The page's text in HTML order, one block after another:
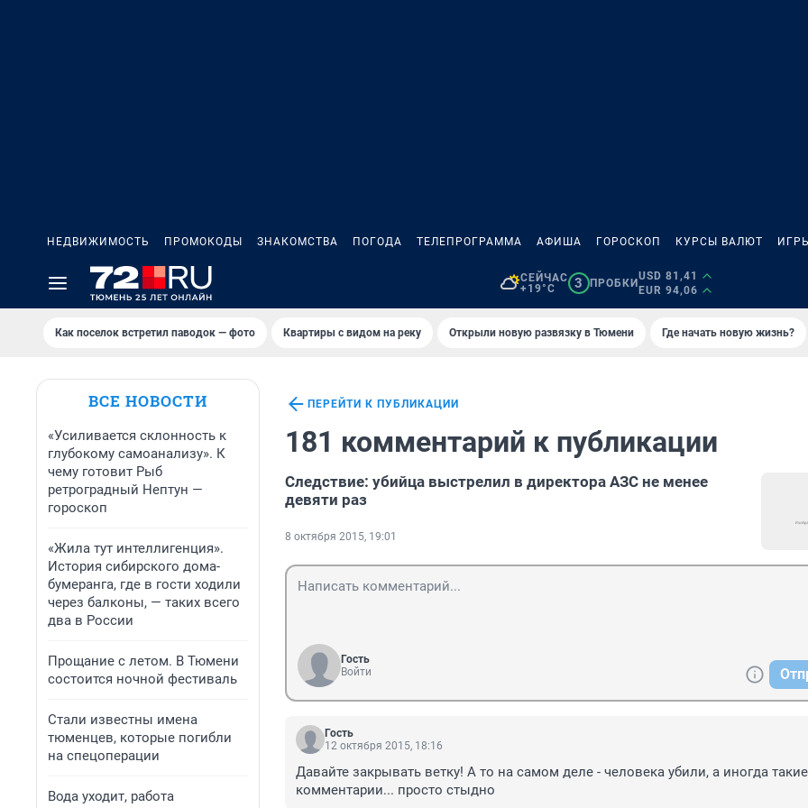
НЕДВИЖИМОСТЬ ПРОМОКОДЫ ЗНАКОМСТВА ПОГОДА ТЕЛЕПРОГРАММА АФИША ГОРОСКОП КУРСЫ ВАЛЮТ ИГРЫ
СЕЙЧАС
+19°C
3 ПРОБКИ
USD 81,41
EUR 94,06
Как поселок встретил паводок — фото Квартиры с видом на реку Открыли новую развязку в Тюмени Где начать новую жизнь?
ВСЕ НОВОСТИ
«Усиливается склонность к
глубокому самоанализу». К
чему готовит Рыб
ретроградный Нептун —
гороскоп
«Жила тут интеллигенция».
История сибирского дома-
бумеранга, где в гости ходили
через балконы, — таких всего
два в России
Прощание с летом. В Тюмени
состоится ночной фестиваль
Стали известны имена
тюменцев, которые погибли
на спецоперации
Вода уходит, работа
ПЕРЕЙТИ К ПУБЛИКАЦИИ
181 комментарий к публикации
Следствие: убийца выстрелил в директора АЗС не менее
девяти раз
8 октября 2015, 19:01
Гость
Войти
Гость
12 октября 2015, 18:16
Давайте закрывать ветку! А то на самом деле - человека убили, а иногда такие
комментарии... просто стыдно